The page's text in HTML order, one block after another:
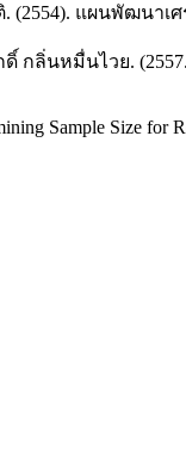
แผนพัฒนาเ
กลิ่นหมื่นไวย.
Sample Size for